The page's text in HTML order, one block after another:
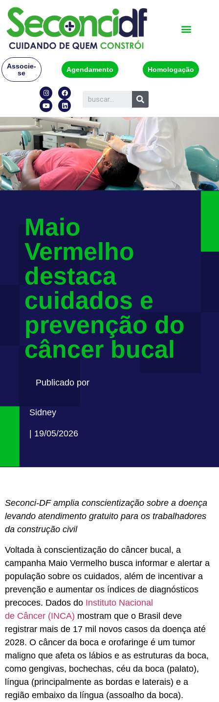
Associe-
se
Agendamento Homologação
Maio
Vermelho
destaca
cuidados e
prevenção do
câncer bucal
Publicado por
Sidney
| 19/05/2026
Seconci-DF amplia conscientização sobre a doença
levando atendimento gratuito para os trabalhadores
da construção civil
Voltada à conscientização do câncer bucal, a
campanha Maio Vermelho busca informar e alertar a
população sobre os cuidados, além de incentivar a
prevenção e aumentar os índices de diagnósticos
precoces. Dados do Instituto Nacional
de Câncer (INCA) mostram que o Brasil deve
registrar mais de 17 mil novos casos da doença até
2028. O câncer da boca e orofaringe é um tumor
maligno que afeta os lábios e as estruturas da boca,
como gengivas, bochechas, céu da boca (palato),
língua (principalmente as bordas e laterais) e a
região embaixo da língua (assoalho da boca).